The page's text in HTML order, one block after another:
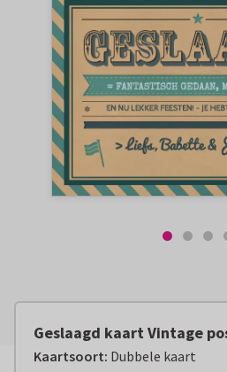
Geslaagd kaart Vintage
Kaartsoort: Dubbele kaart
Vanaf:€ 2,99 excl. verzendkosten